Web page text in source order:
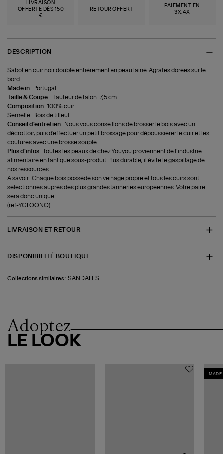
LIVRAISON
OFFERTE DÈS 150
€
RETOUR OFFERT
PAIEMENT EN
3X,4X
DESCRIPTION
Sabot en cuir noir doublé entièrement en peau lainé. Agrafes dorées sur le
bord.
Made in : Portugal.
Taille & Coupe : Hauteur de talon : 7,5 cm.
Composition :100% cuir.
Semelle : Bois de tilleul.
Conseil d'entretien : Nous vous conseillons de brosser le bois avec un
décrottoir, puis d'effectuer un petit brossage pour dépoussiérer le cuir et les
coutures avec une brosse souple.
Plus d'infos :
Toutes les peaux de chez Youyou proviennent de l’industrie
alimentaire en tant que sous-produit. Plus durable, il évite le gaspillage de
nos ressources.
A savoir : Chaque bois possède son veinage propre et tous les cuirs sont
sélectionnés auprès des plus grandes tanneries européennes. Votre paire
sera donc unique !
(ref-YGLOONO)
LIVRAISON ET RETOUR
DISPONIBILITÉ BOUTIQUE
Collections similaires : SANDALES
Adoptez
LE LOOK
MADE